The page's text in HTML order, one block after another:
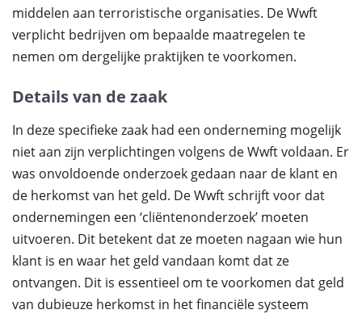
middelen aan terroristische organisaties. De Wwft
verplicht bedrijven om bepaalde maatregelen te
nemen om dergelijke praktijken te voorkomen.
Details van de zaak
In deze specifieke zaak had een onderneming mogelijk
niet aan zijn verplichtingen volgens de Wwft voldaan. Er
was onvoldoende onderzoek gedaan naar de klant en
de herkomst van het geld. De Wwft schrijft voor dat
ondernemingen een ‘cliëntenonderzoek’ moeten
uitvoeren. Dit betekent dat ze moeten nagaan wie hun
klant is en waar het geld vandaan komt dat ze
ontvangen. Dit is essentieel om te voorkomen dat geld
van dubieuze herkomst in het financiële systeem